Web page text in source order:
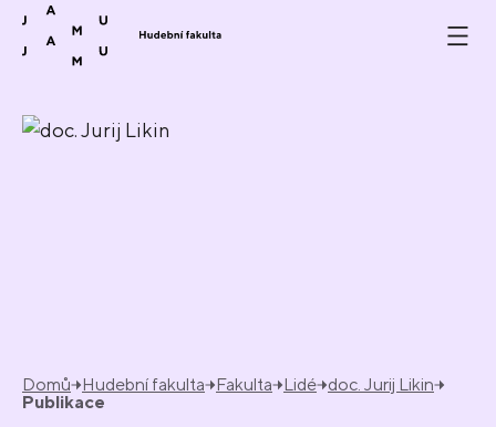
Přeskočit na obsah
Domů Hudební fakulta Fakulta Lidé doc. Jurij Likin
Publikace